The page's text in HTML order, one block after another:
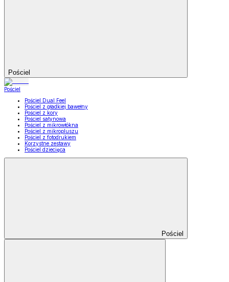
Pościel
Pościel
Pościel Dual Feel
Pościel z gładkiej bawełny
Pościel z kory
Pościel satynowa
Pościel z mikrowłókna
Pościel z mikropluszu
Pościel z fotodrukiem
Korzystne zestawy
Pościel dziecięca
Pościel